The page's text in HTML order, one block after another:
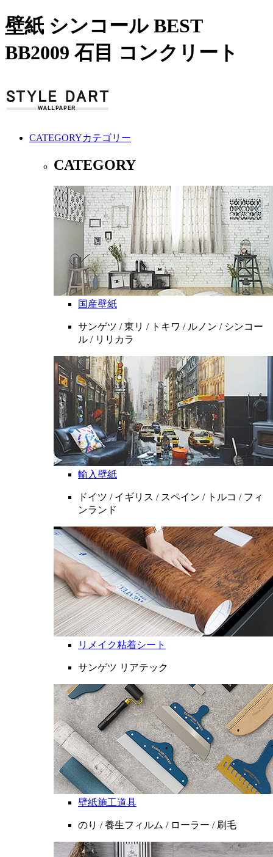
壁紙 シンコール BEST
BB2009 石目 コンクリート
CATEGORYカテゴリー
CATEGORY
国産壁紙
サンゲツ / 東リ / トキワ / ルノン / シンコー
ル / リリカラ
輸入壁紙
ドイツ / イギリス / スペイン / トルコ / フィ
ンランド
リメイク粘着シート
サンゲツ リアテック
壁紙施工道具
のり / 養生フィルム / ローラー / 刷毛